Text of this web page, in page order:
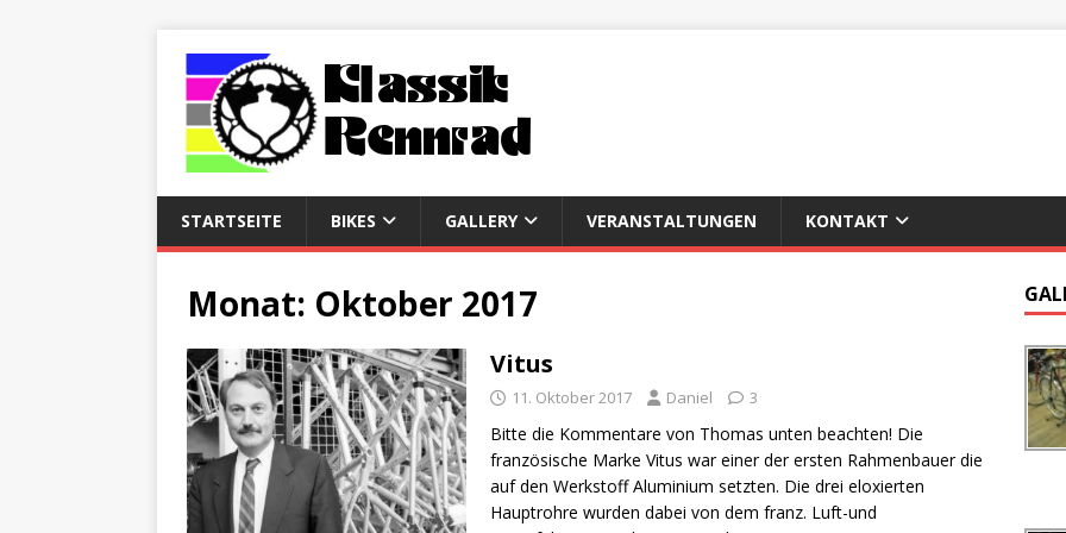
STARTSEITE BIKES GALLERY VERANSTALTUNGEN KONTAKT
Monat: Oktober 2017
Vitus
11. Oktober 2017 Daniel 3
Bitte die Kommentare von Thomas unten beachten! Die
französische Marke Vitus war einer der ersten Rahmenbauer die
auf den Werkstoff Aluminium setzten. Die drei eloxierten
Hauptrohre wurden dabei von dem franz. Luft-und